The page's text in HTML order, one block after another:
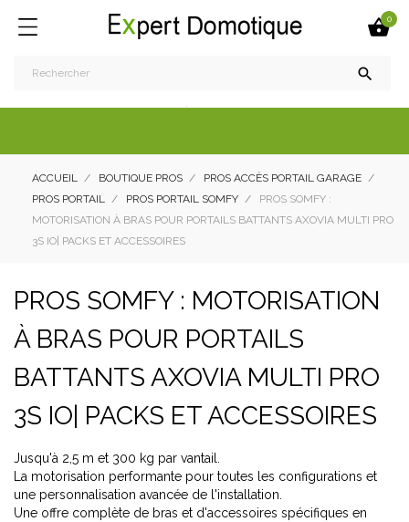
0

ACCUEIL BOUTIQUE PROS
PROS ACCÈS PORTAIL GARAGE
PROS PORTAIL
PROS PORTAIL SOMFY
PROS SOMFY :
MOTORISATION À BRAS POUR PORTAILS BATTANTS AXOVIA MULTI PRO
3S IO| PACKS ET ACCESSOIRES
PROS SOMFY : MOTORISATION
À BRAS POUR PORTAILS
BATTANTS AXOVIA MULTI PRO
3S IO| PACKS ET ACCESSOIRES
Jusqu'à 2,5 m et 300 kg par vantail.
La motorisation performante pour toutes les configurations et
une personnalisation avancée de l'installation.
Une offre complète de bras et d'accessoires spécifiques en